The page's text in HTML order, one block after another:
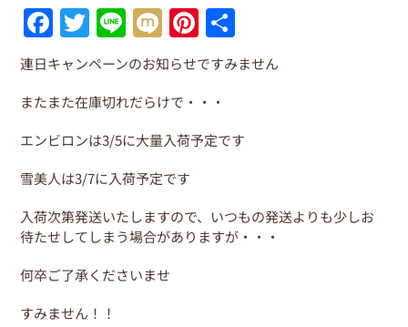
F
a
c
e
b
o
o
k
T
w
itt
er
Li
n
e
M
ix
i
Pi
nt
er
e
st
有
連日キャンペーンのお知らせですみません
またまた在庫切れだらけで・・・
エンビロンは3/5に大量入荷予定です
雪美人は3/7に入荷予定です
入荷次第発送いたしますので、いつもの発送よりも少しお
待たせしてしまう場合がありますが・・・
何卒ご了承くださいませ
すみません！！